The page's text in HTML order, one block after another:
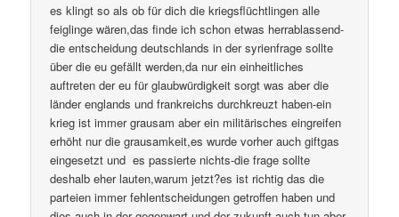
es klingt so als ob für dich die kriegsflüchtlingen alle
feiglinge wären,das finde ich schon etwas herrablassend-
die entscheidung deutschlands in der syrienfrage sollte
über die eu gefällt werden,da nur ein einheitliches
auftreten der eu für glaubwürdigkeit sorgt was aber die
länder englands und frankreichs durchkreuzt haben-ein
krieg ist immer grausam aber ein militärisches eingreifen
erhöht nur die grausamkeit,es wurde vorher auch giftgas
eingesetzt und es passierte nichts-die frage sollte
deshalb eher lauten,warum jetzt?es ist richtig das die
parteien immer fehlentscheidungen getroffen haben und